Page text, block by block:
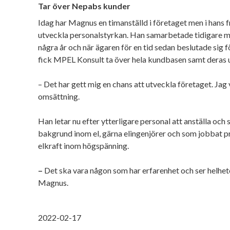
Tar över Nepabs kunder
Idag har Magnus en timanställd i företaget men i
utveckla personalstyrkan. Han samarbetade tidigare
några år och när ägaren för en tid sedan beslutade
fick MPEL Konsult ta över hela kundbasen samt
– Det har gett mig en chans att utveckla företaget. Jag
omsättning.
Han letar nu efter ytterligare personal att anställa och
bakgrund inom el, gärna elingenjörer och som jobbat
elkraft inom högspänning.
– Det ska vara någon som har erfarenhet och ser
Magnus.
2022-02-17